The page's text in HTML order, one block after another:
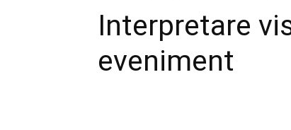
Interpretare
eveniment